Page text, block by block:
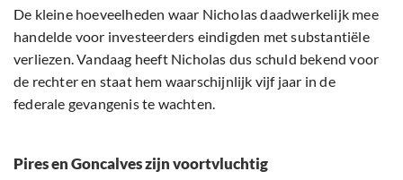
De kleine hoeveelheden waar Nicholas daadwerkelijk mee
handelde voor investeerders eindigden met substantiële
verliezen. Vandaag heeft Nicholas dus schuld bekend voor
de rechter en staat hem waarschijnlijk vijf jaar in de
federale gevangenis te wachten.
Pires en Goncalves zijn voortvluchtig